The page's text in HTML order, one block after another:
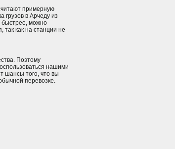
примерную
грузов в Арчеду из
быстрее, можно
так как на станции не
Поэтому
нашими
шансы того, что вы
перевозке.